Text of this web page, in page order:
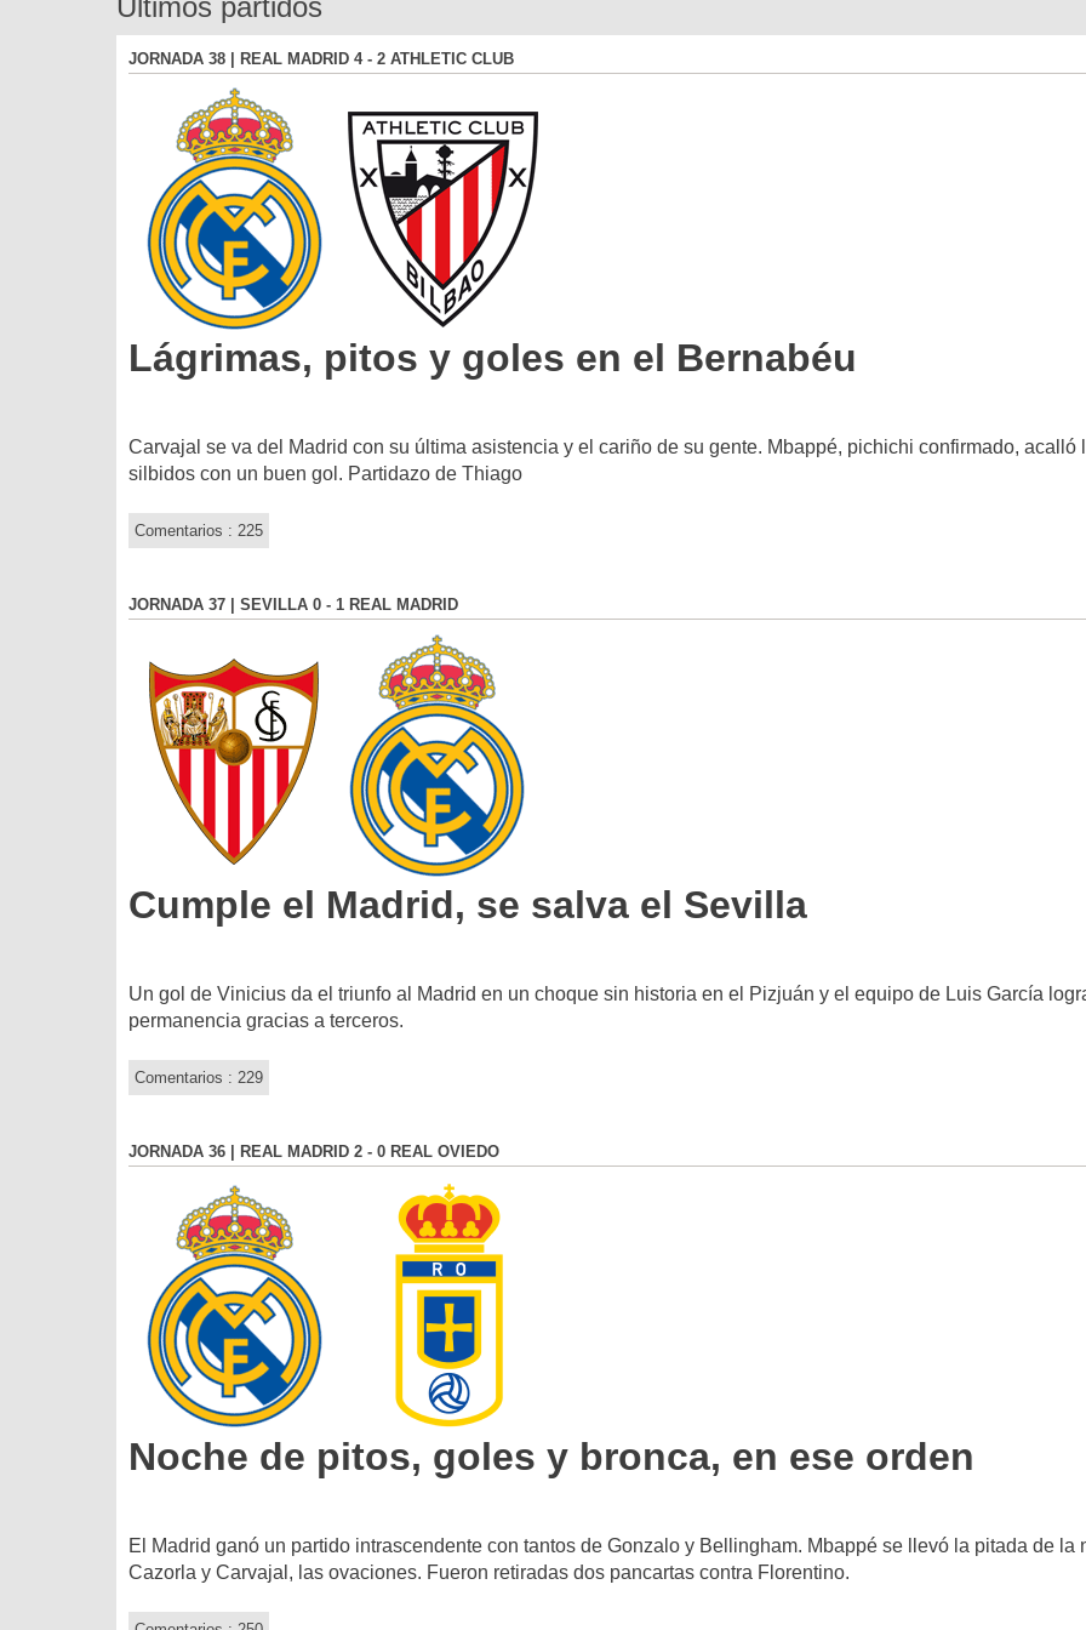
Últimos partidos
JORNADA 38 | REAL MADRID 4 - 2 ATHLETIC CLUB
Lágrimas, pitos y goles en el Bernabéu
Carvajal se va del Madrid con su última asistencia y el cariño de su gente. Mbappé, pichichi confirmado, acalló
silbidos con un buen gol. Partidazo de Thiago
Comentarios : 225
JORNADA 37 | SEVILLA 0 - 1 REAL MADRID
Cumple el Madrid, se salva el Sevilla
Un gol de Vinicius da el triunfo al Madrid en un choque sin historia en el Pizjuán y el equipo de Luis García
permanencia gracias a terceros.
Comentarios : 229
JORNADA 36 | REAL MADRID 2 - 0 REAL OVIEDO
Noche de pitos, goles y bronca, en ese orden
El Madrid ganó un partido intrascendente con tantos de Gonzalo y Bellingham. Mbappé se llevó la pitada de la
Cazorla y Carvajal, las ovaciones. Fueron retiradas dos pancartas contra Florentino.